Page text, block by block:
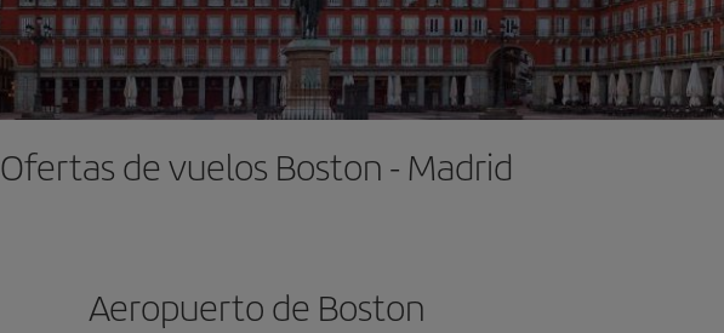
Ofertas de vuelos Boston - Madrid
Aeropuerto de Boston